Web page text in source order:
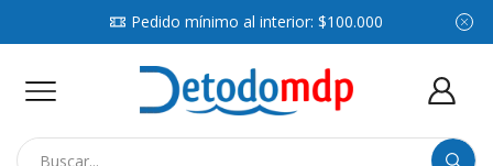
Pedido mínimo al interior: $100.000